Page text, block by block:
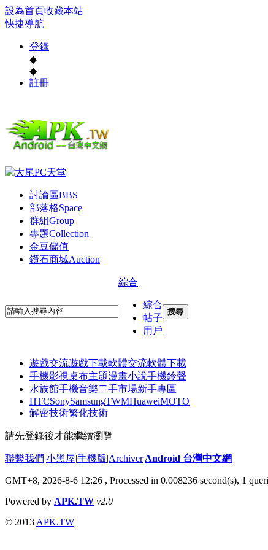
設為首頁收藏本站
快捷導航
登錄
◆
◆
註冊
討論區BBS
部落格Space
群組Group
專題Collection
金豆儲值
鑽石商城Auction
綜合
綜合
帖子
用戶
搜尋
遊戲交流遊戲下載軟體交流軟體下載
手機影視桌布主題漫畫小說手機鈴聲
水族館手機音樂二手市場新手專區
HTCSonySamsungTWMHuaweiMOTO
解密技術繁化技術
請先登錄後才能繼續瀏覽
聯繫我們|小黑屋|手機版|Archiver|Android 台灣中文網
GMT+8, 2026-8-6 12:26 , Processed in 0.008236 second(s), 1
Powered by APK.TW v2.0
© 2013 APK.TW